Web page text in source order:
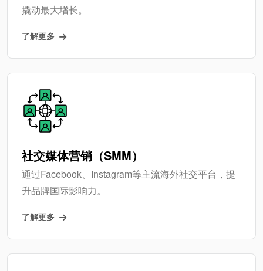
撬动最大增长。
了解更多
社交媒体营销（SMM）
通过Facebook、Instagram等主流海外社交平台，提
升品牌国际影响力。
了解更多